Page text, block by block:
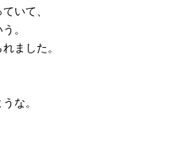
いて、
。
ました。
な。